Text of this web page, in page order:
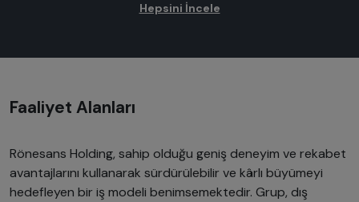
Hepsini İncele
Faaliyet Alanları
Rönesans Holding, sahip olduğu geniş deneyim ve rekabet
avantajlarını kullanarak sürdürülebilir ve kârlı büyümeyi
hedefleyen bir iş modeli benimsemektedir. Grup, dış